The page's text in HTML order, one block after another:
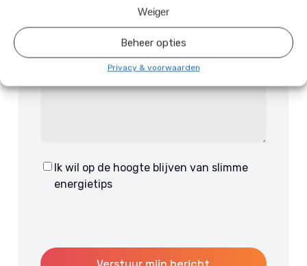
Weiger
Beheer opties
Privacy & voorwaarden
Consent
Ik wil op de hoogte blijven van slimme
energietips